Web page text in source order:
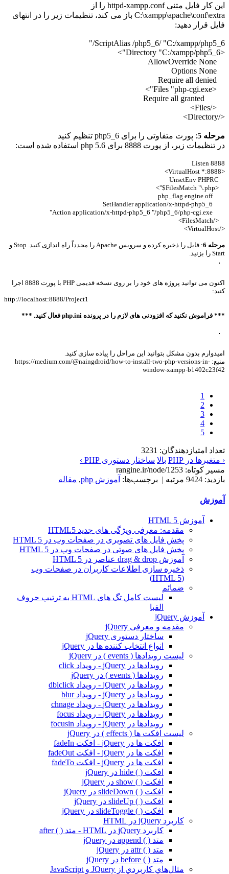
این کار فایل متنی httpd-xampp.conf را از
C:\xampp\apache\conf\extra باز می کند، تنظیمات زیر را در انتهای
فایل قرار دهید:
ScriptAlias /php5_6/ "C:/xampp/php5_6/"
<Directory "C:/xampp/php5_6">
<Files "php-cgi.exe">
</Files>
</Directory>
مرحله 5
: پورت متفاوتی را برای php5_6 تنظیم کنید
در تنظیمات زیر، از پورت 8888 برای php 5.6 استفاده شده است:
Listen 8888
<VirtualHost *:8888>
<FilesMatch "\.php$">
php_flag engine off
</FilesMatch>
</VirtualHost>
مرحله 6
: فایل را ذخیره کرده و سرویس Apache را مجدداً راه اندازی کنید. Stop و
Start را بزنید.
اکنون می توانید پروژه های خود را بر روی نسخه قدیمی PHP با پورت 8888 اجرا
کنید:
http://localhost:8888/Project1
*** فراموش نکنید که افزودنی های لازم را در پرونده php.ini فعال کنید. ***
امیدوارم بدون مشکل بتوانید این مراحل را پیاده سازی کنید.
منبع: https://medium.com/@naingdroid/how-to-install-two-php-versions-in-
window-xampp-b1402c23f42
1
2
3
4
5
تعداد امتیازدهندگان: 3231
‹ متغیرها در PHP
بالا ساختار دستوری PHP ›
مسیر کوتاه: rangine.ir/node/1253
بازدید: 9424 مرتبه | برچسب‌ها:
آموزش php , مقاله
آموزش
آموزش HTML 5
مقدمه: معرفی ویژگی های جدید HTML5
پخش فایل های تصویری در صفحات وب در HTML 5
پخش فایل های صوتی در صفحات وب در HTML 5
آموزش drag & drop عناصر در HTML 5
ذخیره سازی اطلاعات کاربران در صفحات وب
(HTML 5)
ضمائم
لیست کامل تگ های HTML به ترتيب حروف
الفبا
آموزش jQuery
مقدمه و معرفی jQuery
ساختار دستوری jQuery
انواع انتخاب کننده ها در jQuery
لیست رویدادها ( events ) در jQuery
رویدادها در jQuery - رویداد click
رویدادها ( events ) در jQuery
رویدادها در jQuery - رویداد dblclick
رویدادها در jQuery - رویداد blur
رویدادها در jQuery - رویداد chnage
رویدادها در jQuery - رویداد focus
رویدادها در jQuery - رویداد focusin
لیست افکت ها ( effects ) در jQuery
افکت ها در jQuery - افکت fadeIn
افکت ها در jQuery - افکت fadeOut
افکت ها در jQuery - افکت fadeTo
افکت ( ) hide در jQuery
افکت ( ) show در jQuery
افکت ( ) slideDown در jQuery
افکت ( ) slideUp در jQuery
افکت ( ) slideToggle در jQuery
کاربرد jQuery در HTML
کاربرد jQuery در HTML - متد ( ) after
متد ( ) append در jQuery
متد ( ) attr در jQuery
متد ( ) before در jQuery
مثال‌هاي کاربردي از JQuery و JavaScript